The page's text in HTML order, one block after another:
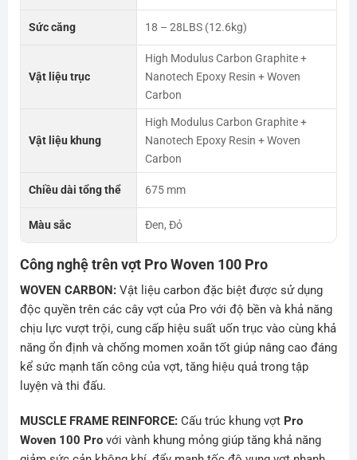
Sức căng 18 – 28LBS (12.6kg)
Vật liệu trục
High Modulus Carbon Graphite +
Nanotech Epoxy Resin + Woven
Carbon
Vật liệu khung
High Modulus Carbon Graphite +
Nanotech Epoxy Resin + Woven
Carbon
Chiều dài tổng thể 675 mm
Màu sắc Đen, Đỏ
Công nghệ trên vợt Pro Woven 100 Pro
WOVEN CARBON:Vật liệu carbon đặc biệt được sử dụng
độc quyền trên các cây vợt của Pro với độ bền và khả năng
chịu lực vượt trội, cung cấp hiệu suất uốn trục vào cùng khả
năng ổn định và chống momen xoắn tốt giúp nâng cao đáng
kể sức mạnh tấn công của vợt, tăng hiệu quả trong tập
luyện và thi đấu.
MUSCLE FRAME REINFORCE:Cấu trúc khung vợt Pro
Woven 100 Provới vành khung mỏng giúp tăng khả năng